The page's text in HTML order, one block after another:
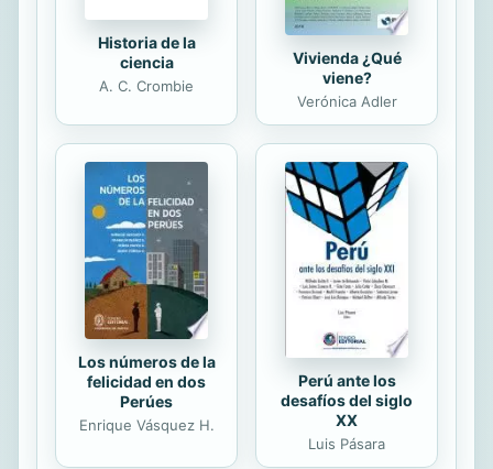
Historia de la
ciencia
A. C. Crombie
Vivienda ¿Qué
viene?
Verónica Adler
Los números de la
felicidad en dos
Perúes
Enrique Vásquez H.
Perú ante los
desafíos del siglo
XX
Luis Pásara